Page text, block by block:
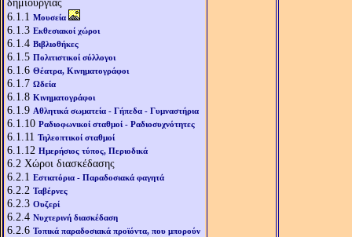
6.1.1 Μουσεία
6.1.3 Εκθεσιακοί χώροι
6.1.4 Βιβλιοθήκες
6.1.5 Πολιτιστικοί σύλλογοι
6.1.6 Θέατρα, Κινηματογράφοι
6.1.7 Ωδεία
6.1.8 Κινηματογράφοι
6.1.9 Αθλητικά σωματεία - Γήπεδα - Γυμναστήρια
6.1.10 Ραδιοφωνικοί σταθμοί - Ραδιοσυχνότητες
6.1.11 Τηλεοπτικοί σταθμοί
6.1.12 Ημερήσιος τύπος, Περιοδικά
6.2 Χώροι διασκέδασης
6.2.1 Εστιατόρια - Παραδοσιακά φαγητά
6.2.2 Ταβέρνες
6.2.3 Ουζερί
6.2.4 Νυχτερινή διασκέδαση
6.2.6 Τοπικά παραδοσιακά προϊόντα, που μπορούν